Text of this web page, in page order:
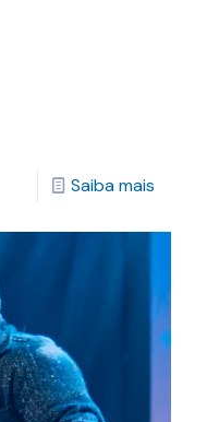
Saiba mais